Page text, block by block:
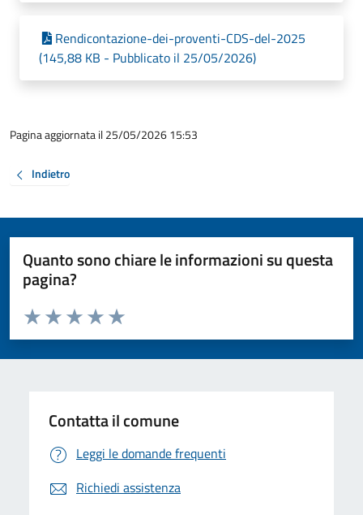
Rendicontazione-dei-proventi-CDS-del-2025
(145,88 KB - Pubblicato il 25/05/2026)
Pagina aggiornata il 25/05/2026 15:53
Indietro
Quanto sono chiare le informazioni su questa
pagina?
Valuta da 1 a 5 stelle la pagina
Valuta 5 stelle su 5
Valuta 4 stelle su 5
Valuta 3 stelle su 5
Valuta 2 stelle su 5
Valuta 1 stelle su 5
Contatta il comune
Leggi le domande frequenti
Richiedi assistenza